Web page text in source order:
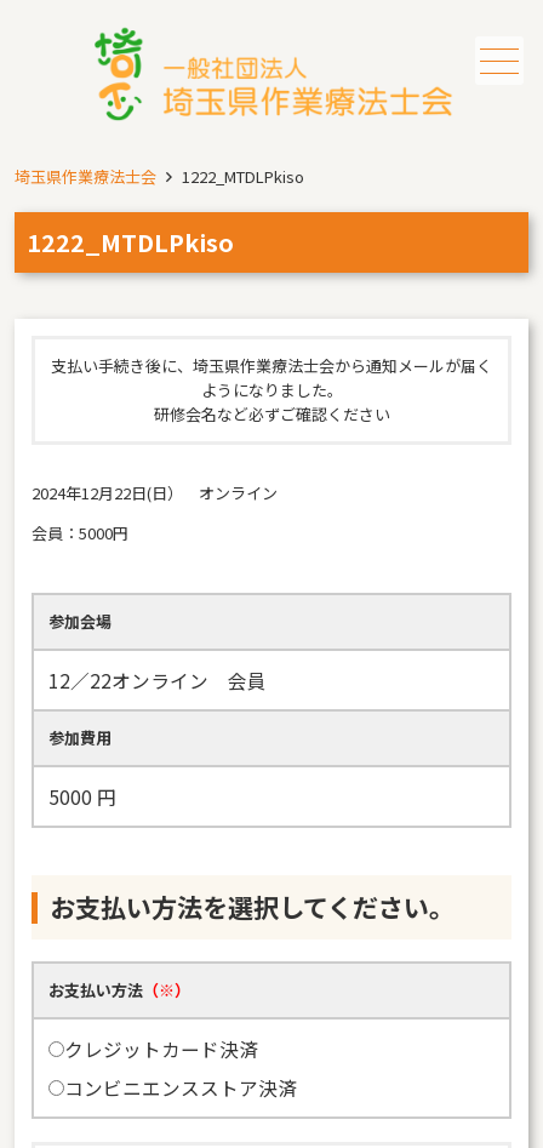
埼玉県作業療法士会 1222_MTDLPkiso
1222_MTDLPkiso
支払い手続き後に、埼玉県作業療法士会から通知メールが届く
ようになりました。
研修会名など必ずご確認ください
2024年12月22日(日） オンライン
会員：5000円
参加会場
12／22オンライン 会員
参加費用
5000 円
お支払い方法を選択してください。
お支払い方法 （※）
クレジットカード決済
コンビニエンスストア決済